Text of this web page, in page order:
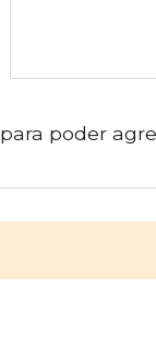
para poder